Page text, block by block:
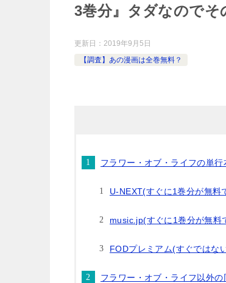
3巻分』タダなのでそ
更新日： 2019年9月5日
【調査】あの漫画は全巻無料？
フラワー・オブ・ライフの単
U-NEXT(すぐに1巻分が無料
music.jp(すぐに1巻分が無料
FODプレミアム(すぐではな
フラワー・オブ・ライフ以外